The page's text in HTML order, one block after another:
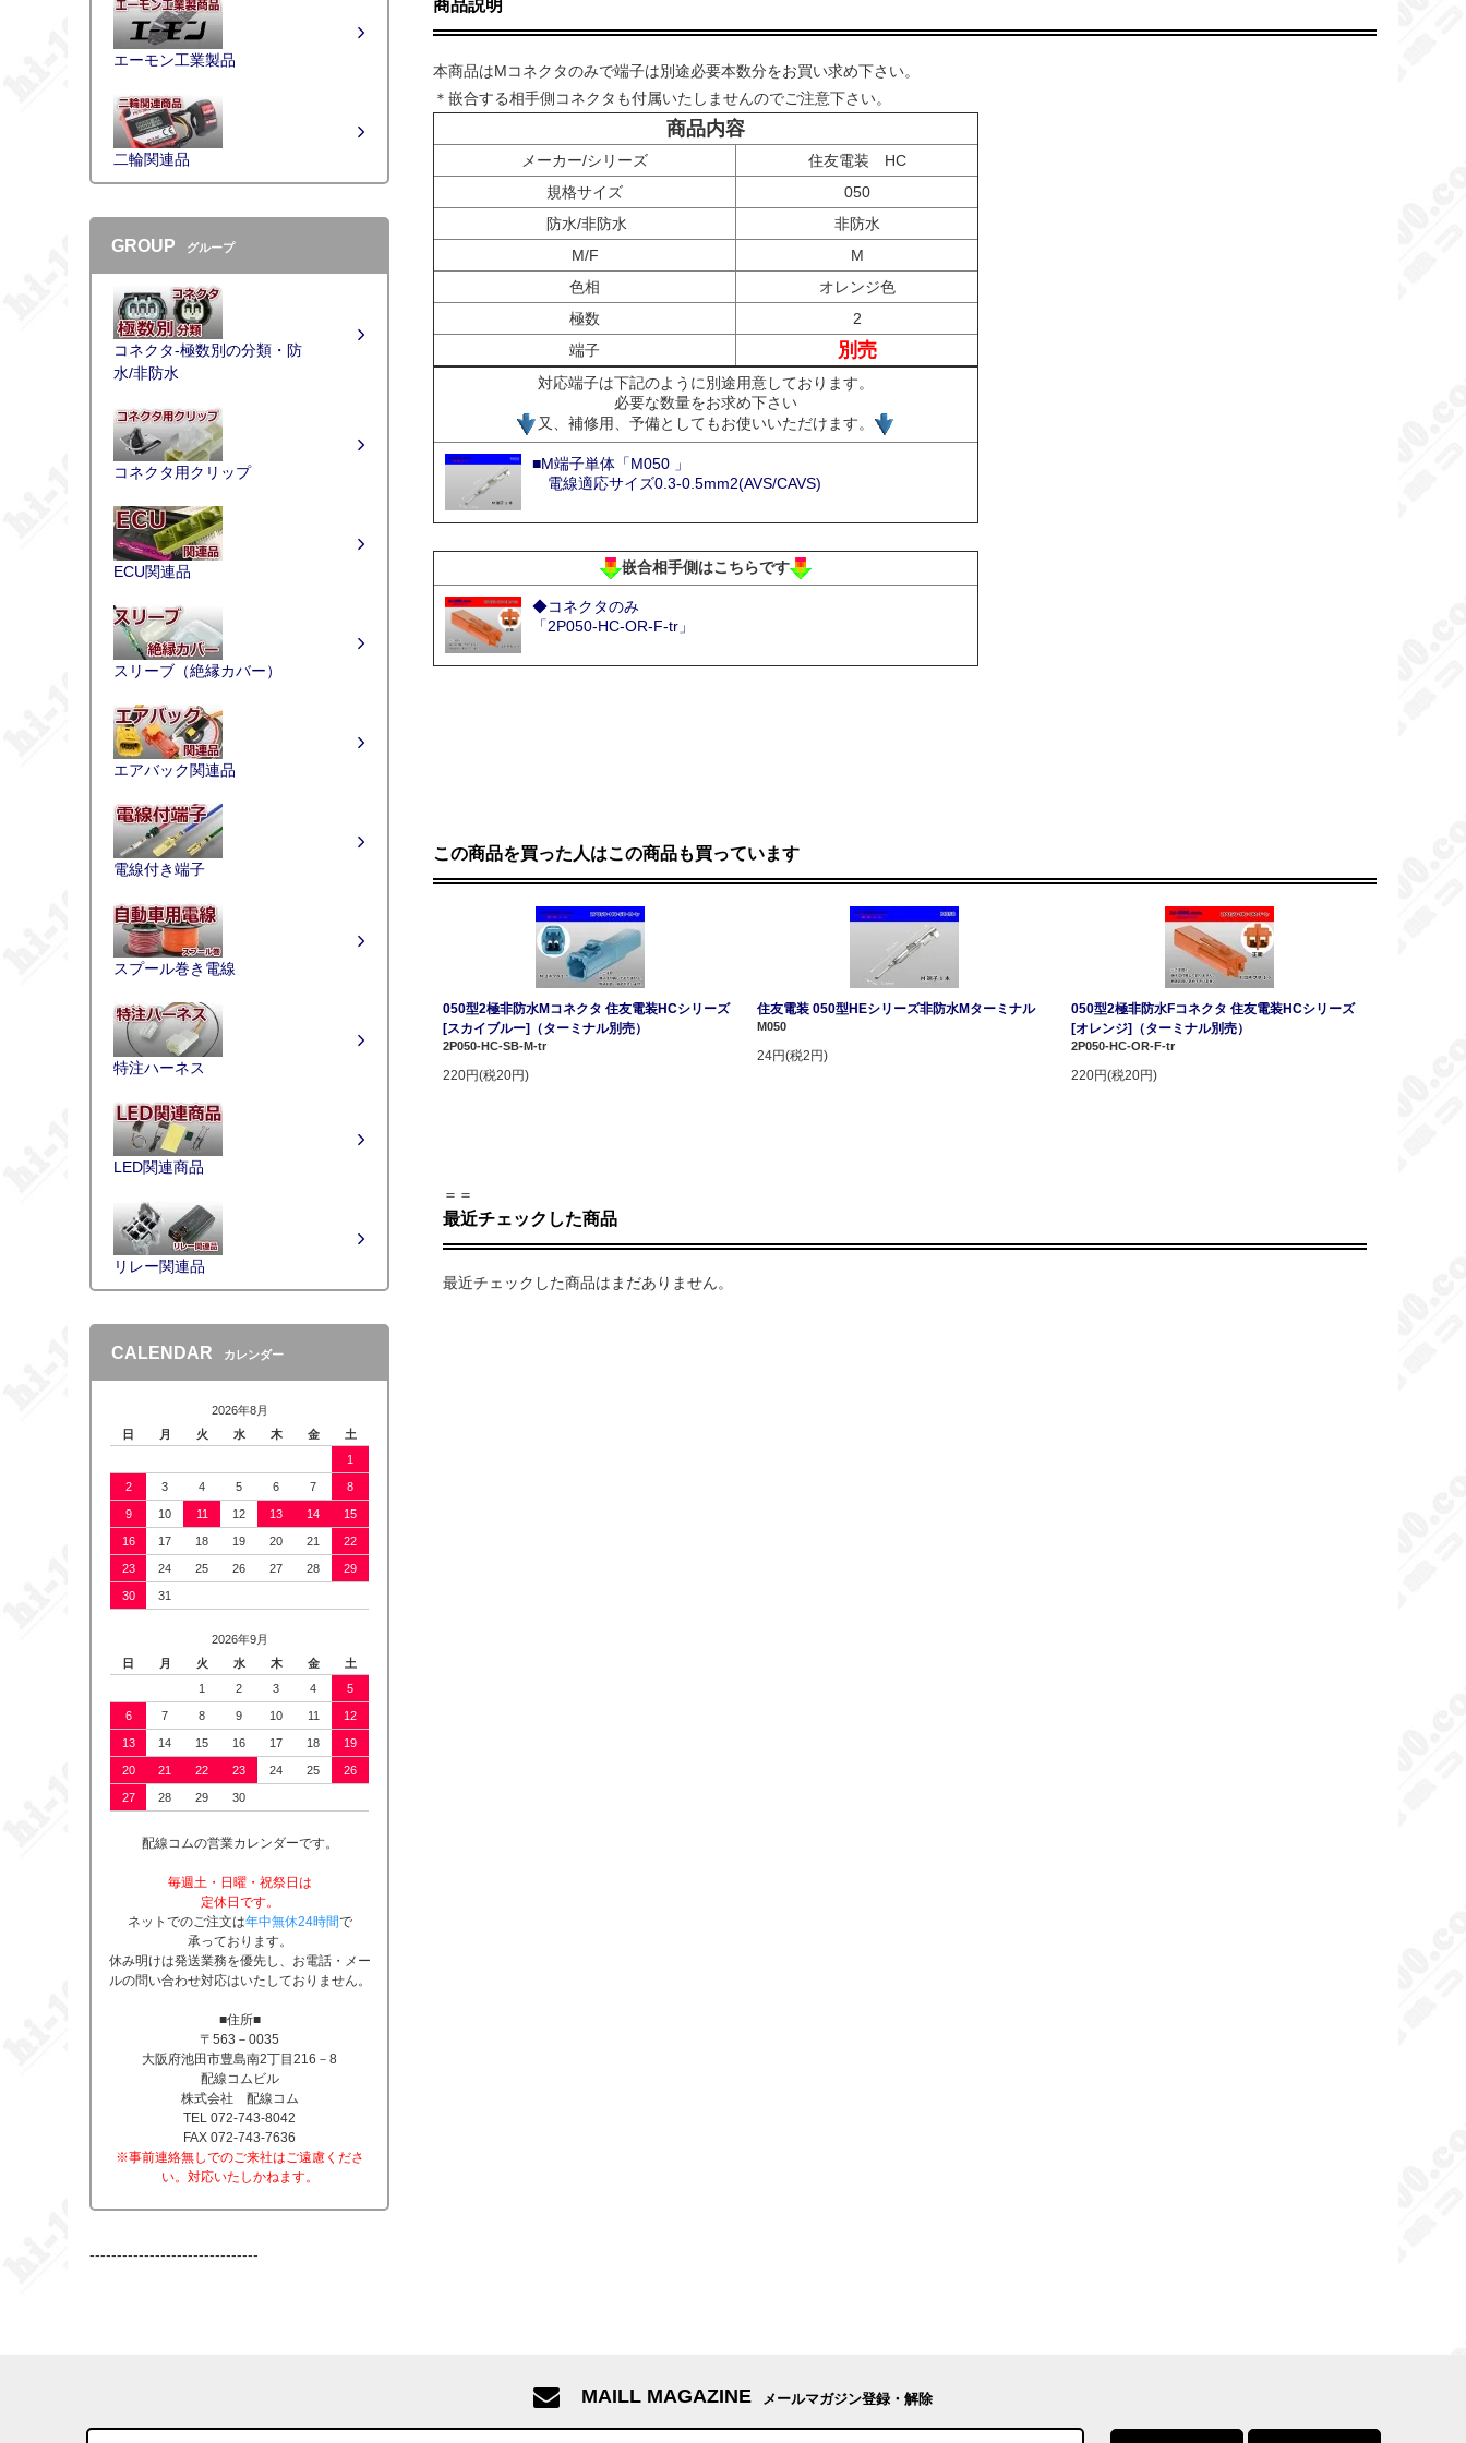
商品説明
本商品はMコネクタのみで端子は別途必要本数分をお買い求め下さい。
＊嵌合する相手側コネクタも付属いたしませんのでご注意下さい。
商品内容
メーカー/シリーズ
住友電装 HC
規格サイズ
050
防水/非防水
非防水
M/F
M
色相
オレンジ色
極数
2
端子
別売
対応端子は下記のように別途用意しております。
必要な数量をお求め下さい
又、補修用、予備としてもお使いいただけます。
■M端子単体「M050 」
電線適応サイズ0.3-0.5mm2(AVS/CAVS)
嵌合相手側はこちらです
◆コネクタのみ
「2P050-HC-OR-F-tr」
この商品を買った人はこの商品も買っています
050型2極非防水Mコネクタ 住友電装HCシリーズ
[スカイブルー]（ターミナル別売）
2P050-HC-SB-M-tr
220円(税20円)
住友電装 050型HEシリーズ非防水Mターミナル
M050
24円(税2円)
050型2極非防水Fコネクタ 住友電装HCシリーズ
[オレンジ]（ターミナル別売）
2P050-HC-OR-F-tr
220円(税20円)
＝＝
最近チェックした商品
最近チェックした商品はまだありません。
エーモン工業製品
二輪関連品
GROUP グループ
コネクタ-極数別の分類・防
水/非防水
コネクタ用クリップ
ECU関連品
スリーブ（絶縁カバー）
エアバック関連品
電線付き端子
スプール巻き電線
特注ハーネス
LED関連商品
リレー関連品
CALENDAR カレンダー
2026年8月
日
月 火 水 木 金
土
1
2 3 4 5 6 7 8
9 10 11 12 13 14 15
16 17 18 19 20 21 22
23 24 25 26 27 28 29
30 31
2026年9月
日
月 火 水 木 金
土
1
2 3 4 5
6 7 8 9 10 11 12
13 14 15 16 17 18 19
20 21 22 23 24 25 26
27 28 29 30
配線コムの営業カレンダーです。
毎週土・日曜・祝祭日は
定休日です。
ネットでのご注文は年中無休24時間で
承っております。
休み明けは発送業務を優先し、お電話・メー
ルの問い合わせ対応はいたしておりません。
■住所■
〒563－0035
大阪府池田市豊島南2丁目216－8
配線コムビル
株式会社 配線コム
TEL 072-743-8042
FAX 072-743-7636
※事前連絡無しでのご来社はご遠慮くださ
い。対応いたしかねます。
-------------------------------
MAILL MAGAZINE メールマガジン登録・解除